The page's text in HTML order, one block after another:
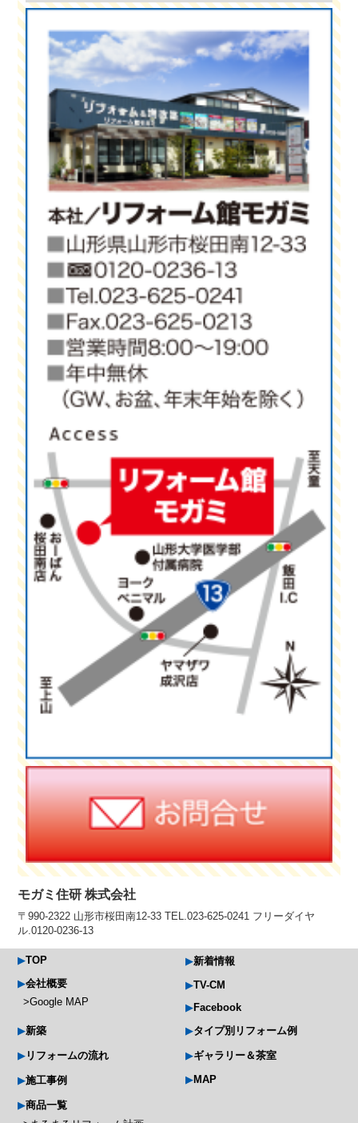
モガミ住研 株式会社
〒990-2322 山形市桜田南12-33 TEL.023-625-0241 フリーダイヤ
ル.0120-0236-13
TOP
会社概要
Google MAP
新築
リフォームの流れ
施工事例
商品一覧
新着情報
TV-CM
Facebook
タイプ別リフォーム例
ギャラリー＆茶室
MAP